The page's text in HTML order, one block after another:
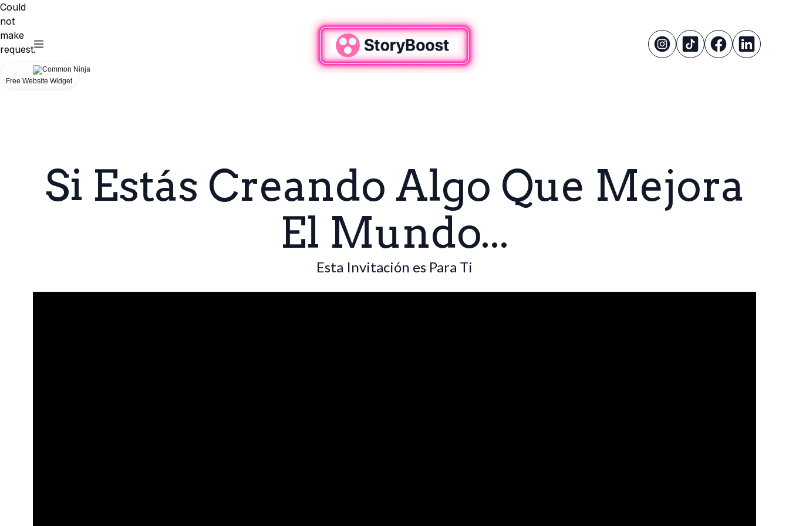
Si Estás Creando Algo Que Mejora
El Mundo...
Esta Invitación es Para Ti
Could
not
make
request.
Free Website Widget